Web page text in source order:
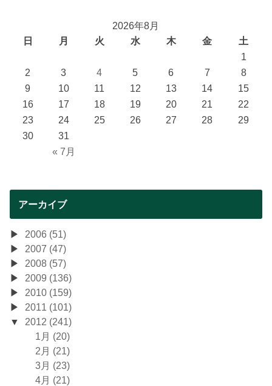
2026年8月
日
月 火 水 木 金 土
« 7月
1
2
3 4 5 6 7
8
9
10 11 12 13 14
15
16
17 18 19 20 21
22
23
24 25 26 27 28
29
30
31
アーカイブ
2006 (51)
2007 (47)
2008 (57)
2009 (136)
2010 (159)
2011 (101)
2012 (241)
1月 (20)
2月 (21)
3月 (23)
4月 (21)